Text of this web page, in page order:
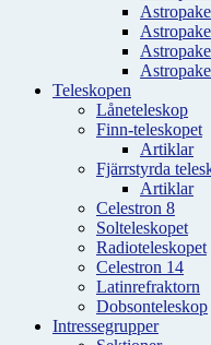
Teleskopen
Låneteleskop
Finn-teleskopet
Artiklar
Fjärrstyrda
Artiklar
Celestron 8
Solteleskopet
Radioteleskopet
Celestron 14
Latinrefraktorn
Dobsonteleskop
Intressegrupper